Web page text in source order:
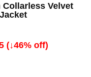
Velvet
(↓46% off)